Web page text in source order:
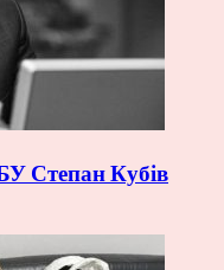
Степан Кубів